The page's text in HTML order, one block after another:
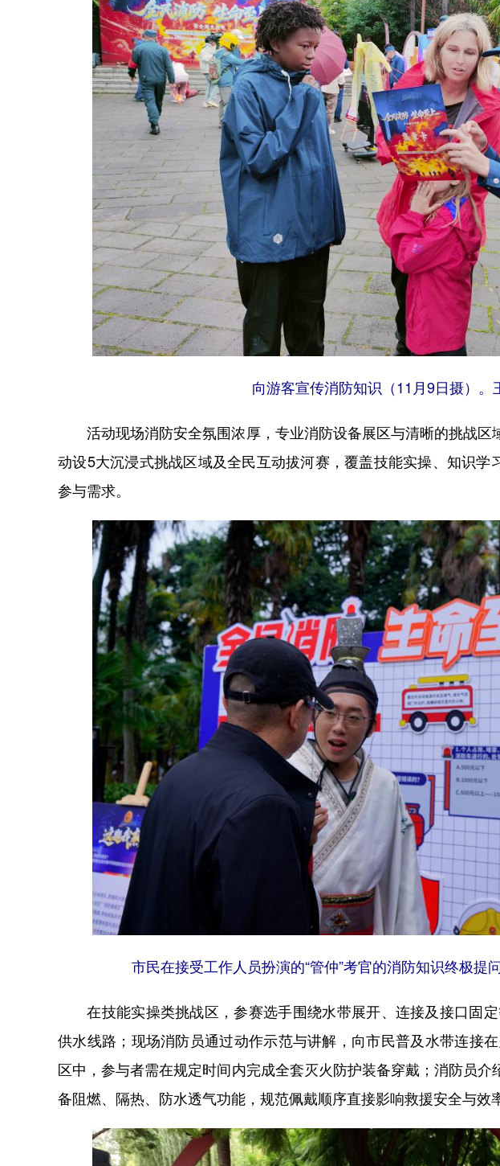
向游客宣传消防知识（11月9日摄）。
活动现场消防安全氛围浓厚，专业消防设备展区与清晰的挑战区
动设5大沉浸式挑战区域及全民互动拔河赛，覆盖技能实操、知识
参与需求。
市民在接受工作人员扮演的“管仲”考官的消防知识终极提
在技能实操类挑战区，参赛选手围绕水带展开、连接及接口固
供水线路；现场消防员通过动作示范与讲解，向市民普及水带连接
区中，参与者需在规定时间内完成全套灭火防护装备穿戴；消防员介
备阻燃、隔热、防水透气功能，规范佩戴顺序直接影响救援安全与效